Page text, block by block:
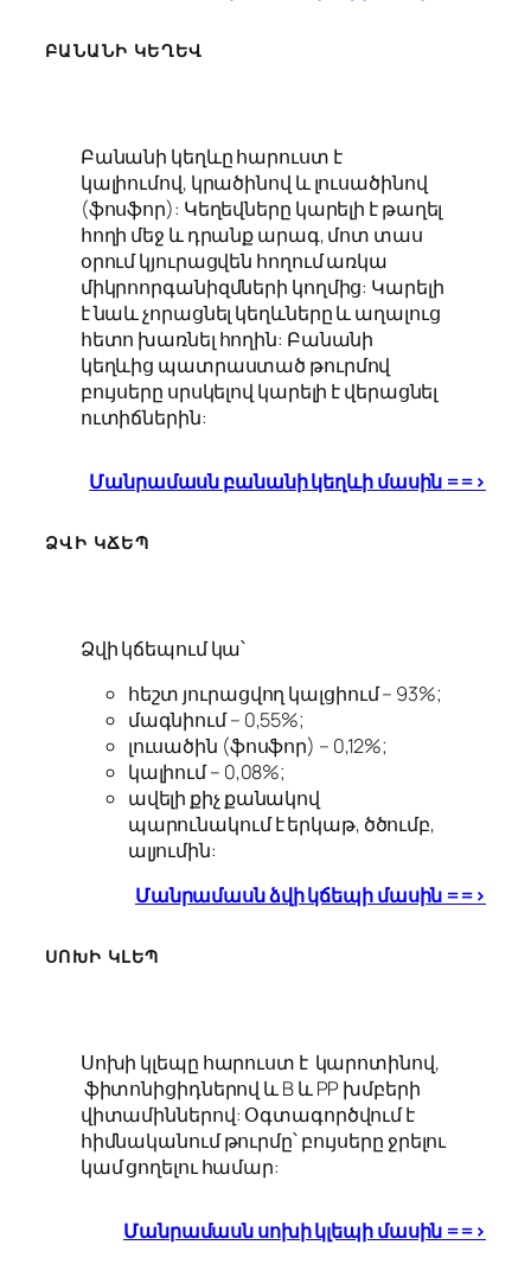
ԲԱՆԱՆԻ ԿԵՂԵՎ
Բանանի կեղևը հարուստ է
կալիումով, կրածինով և լուսածինով
(ֆոսֆոր): Կեղեվները կարելի է թաղել
հողի մեջ և դրանք արագ, մոտ տաս
օրում կյուրացվեն հողում առկա
միկրոորգանիզմների կողմից: Կարելի
է նաև չորացնել կեղևները և աղալուց
հետո խառնել հողին: Բանանի
կեղևից պատրաստած թուրմով
բույսերը սրսկելով կարելի է վերացնել
ուտիճներին:
Մանրամասն բանանի կեղևի մասին ==>
ՁՎԻ ԿՃԵՊ
Ձվի կճեպում կա՝
հեշտ յուրացվող կալցիում – 93%;
մագնիում – 0,55%;
լուսածին (ֆոսֆոր) – 0,12%;
կալիում – 0,08%;
ավելի քիչ քանակով
պարունակում է երկաթ, ծծումբ,
ալյումին:
Մանրամասն ձվի կճեպի մասին ==>
ՍՈԽԻ ԿԼԵՊ
Սոխի կլեպը հարուստ է կարոտինով,
ֆիտոնիցիդներով և B և PP խմբերի
վիտամիններով: Օգտագործվում է
հիմնականում թուրմը՝ բույսերը ջրելու
կամ ցողելու համար:
Մանրամասն սոխի կլեպի մասին ==>